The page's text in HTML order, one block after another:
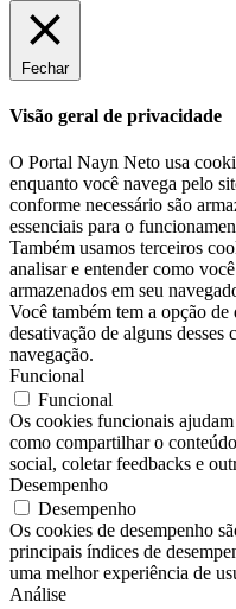
Fechar
Visão geral de privacidade
O Portal Nayn Neto usa
enquanto você navega pelo
conforme necessário são
essenciais para o
Também usamos terceiros
analisar e entender como
armazenados em seu
Você também tem a opção de
desativação de alguns
navegação.
Funcional
Funcional
Os cookies funcionais
como compartilhar o
social, coletar feedbacks e
Desempenho
Desempenho
Os cookies de desempenho
principais índices de
uma melhor experiência de
Análise